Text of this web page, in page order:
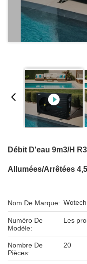
Débit D'eau 9m3/H
Allumées/arrêtées
Nom De Marque: Wotech
Numéro De
Modèle:
Les
Nombre De
Pièces:
20